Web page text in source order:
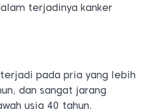
terjadinya kanker
pada pria yang lebih
dan sangat jarang
usia 40 tahun.